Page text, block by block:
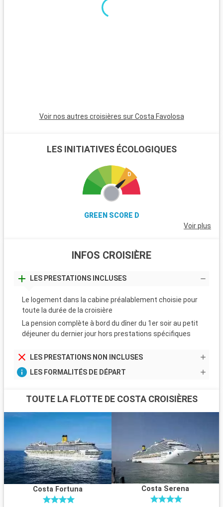
journée en famille, le Heide Park Resort, l'un des plus grands
parcs d'attractions d'Allemagne, est situé à une heure de
Voir nos autres croisières sur Costa Favolosa
LES INITIATIVES ÉCOLOGIQUES
GREEN SCORE D
Voir plus
INFOS CROISIÈRE
LES PRESTATIONS INCLUSES
Le logement dans la cabine préalablement choisie pour
toute la durée de la croisière
La pension complète à bord du dîner du 1er soir au petit
déjeuner du dernier jour hors prestations spécifiques
LES PRESTATIONS NON INCLUSES
LES FORMALITÉS DE DÉPART
TOUTE LA FLOTTE DE COSTA CROISIÈRES
Costa Fortuna Costa Serena